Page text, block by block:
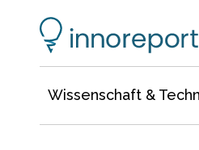
Wissenschaft &